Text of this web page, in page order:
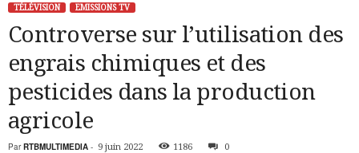
TÉLÉVISION
EMISSIONS TV
Controverse sur l’utilisation des
engrais chimiques et des
pesticides dans la production
agricole
Par RTBMULTIMEDIA - 9 juin 2022 1186 0